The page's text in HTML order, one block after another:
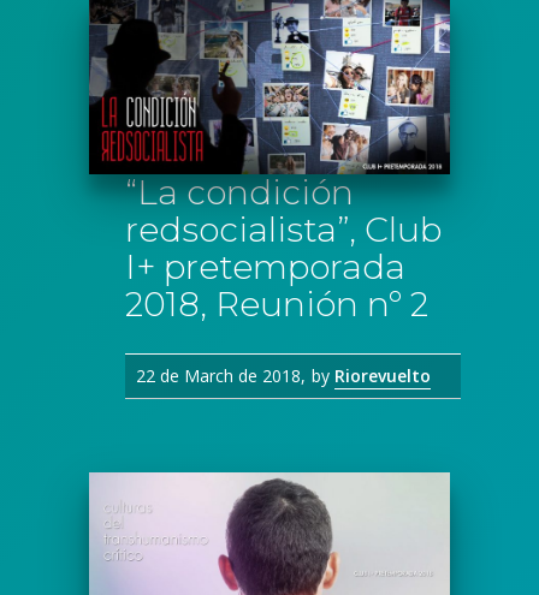
“La condición
redsocialista”, Club
I+ pretemporada
2018, Reunión nº 2
22 de March de 2018 by Riorevuelto